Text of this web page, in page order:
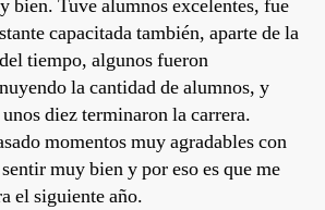
bien. Tuve alumnos excelentes, fue
capacitada también, aparte de la
tiempo, algunos fueron
la cantidad de alumnos, y
diez terminaron la carrera.
momentos muy agradables con
muy bien y por eso es que me
el siguiente año.